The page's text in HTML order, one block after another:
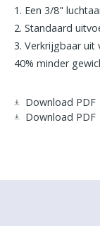
Een 3/8"
Standaard
Verkrijgbaar uit
40% minder
Download PDF
Download PDF